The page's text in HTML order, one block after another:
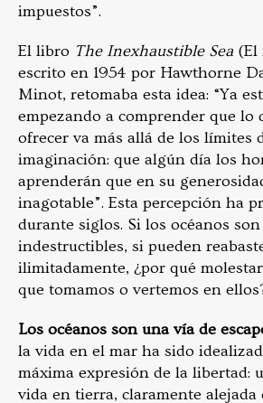
impuestos”.
El libro The Inexhaustible Sea (El
escrito en 1954 por Hawthorne
Minot, retomaba esta idea: “Ya
empezando a comprender que lo
ofrecer va más allá de los límites
imaginación: que algún día los
aprenderán que en su
inagotable”. Esta percepción ha
durante siglos. Si los océanos
indestructibles, si pueden
ilimitadamente, ¿por qué
que tomamos o vertemos en
Los océanos son una vía de
la vida en el mar ha sido
máxima expresión de la libertad:
vida en tierra, claramente